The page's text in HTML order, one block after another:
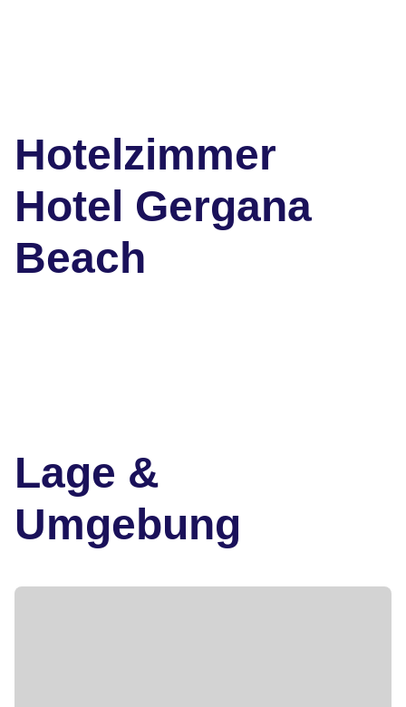
Hotelzimmer
Hotel Gergana
Beach
Lage &
Umgebung